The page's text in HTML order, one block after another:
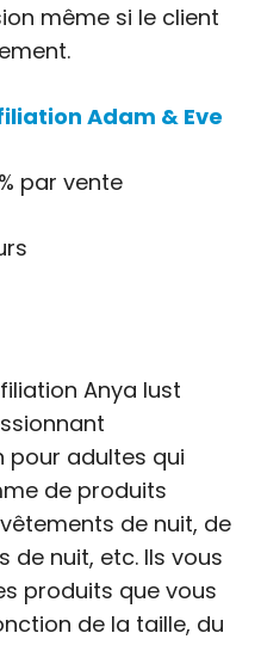
même si le client
Adam & Eve
par vente
adultes qui
de produits
de nuit, de
de nuit, etc. Ils vous
produits que vous
de la taille, du